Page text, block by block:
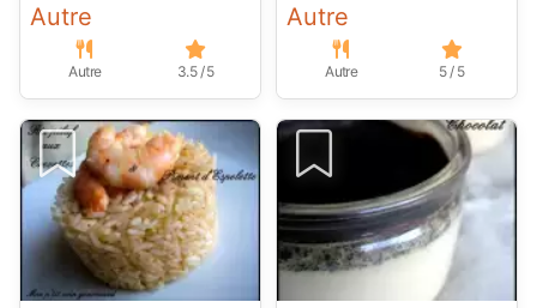
Autre
Autre 3.5 / 5
Autre
Autre 5 / 5